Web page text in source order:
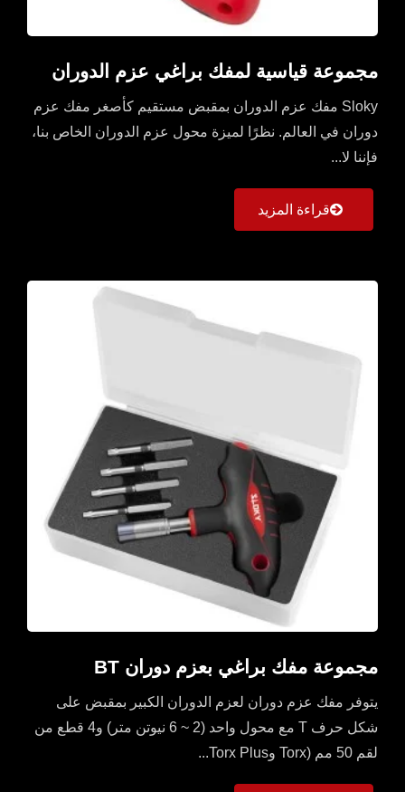
مجموعة قياسية لمفك براغي عزم الدوران
Sloky مفك عزم الدوران بمقبض مستقيم كأصغر مفك عزم
دوران في العالم. نظرًا لميزة محول عزم الدوران الخاص بنا،
فإننا لا...
قراءة المزيد
مجموعة مفك براغي بعزم دوران BT
يتوفر مفك عزم دوران لعزم الدوران الكبير بمقبض على
شكل حرف T مع محول واحد (2 ~ 6 نيوتن متر) و4 قطع من
لقم 50 مم (Torx وTorx Plus...